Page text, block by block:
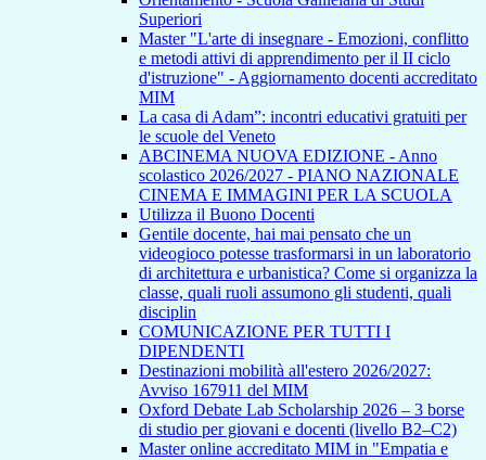
Superiori
Master "L'arte di insegnare - Emozioni, conflitto
e metodi attivi di apprendimento per il II ciclo
d'istruzione" - Aggiornamento docenti accreditato
MIM
La casa di Adam”: incontri educativi gratuiti per
le scuole del Veneto
ABCINEMA NUOVA EDIZIONE - Anno
scolastico 2026/2027 - PIANO NAZIONALE
CINEMA E IMMAGINI PER LA SCUOLA
Utilizza il Buono Docenti
Gentile docente, hai mai pensato che un
videogioco potesse trasformarsi in un laboratorio
di architettura e urbanistica? Come si organizza la
classe, quali ruoli assumono gli studenti, quali
disciplin
COMUNICAZIONE PER TUTTI I
DIPENDENTI
Destinazioni mobilità all'estero 2026/2027:
Avviso 167911 del MIM
Oxford Debate Lab Scholarship 2026 – 3 borse
di studio per giovani e docenti (livello B2–C2)
Master online accreditato MIM in "Empatia e